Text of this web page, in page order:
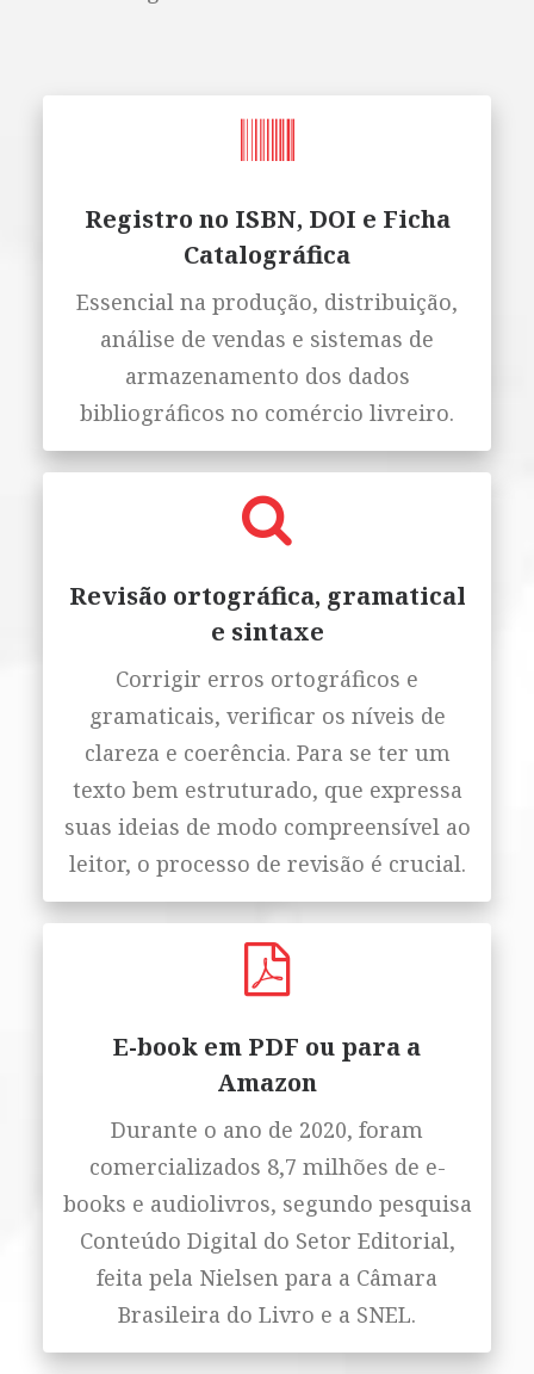
Registro no ISBN, DOI e Ficha
Catalográfica
Essencial na produção, distribuição,
análise de vendas e sistemas de
armazenamento dos dados
bibliográficos no comércio livreiro.
Revisão ortográfica, gramatical
e sintaxe
Corrigir erros ortográficos e
gramaticais, verificar os níveis de
clareza e coerência. Para se ter um
texto bem estruturado, que expressa
suas ideias de modo compreensível ao
leitor, o processo de revisão é crucial.
E-book em PDF ou para a
Amazon
Durante o ano de 2020, foram
comercializados 8,7 milhões de e-
books e audiolivros, segundo pesquisa
Conteúdo Digital do Setor Editorial,
feita pela Nielsen para a Câmara
Brasileira do Livro e a SNEL.